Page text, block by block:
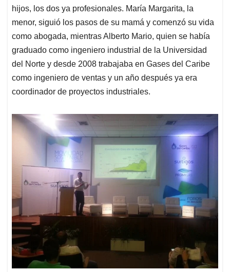
hijos, los dos ya profesionales. María Margarita, la
menor, siguió los pasos de su mamá y comenzó su vida
como abogada, mientras Alberto Mario, quien se había
graduado como ingeniero industrial de la Universidad
del Norte y desde 2008 trabajaba en Gases del Caribe
como ingeniero de ventas y un año después ya era
coordinador de proyectos industriales.